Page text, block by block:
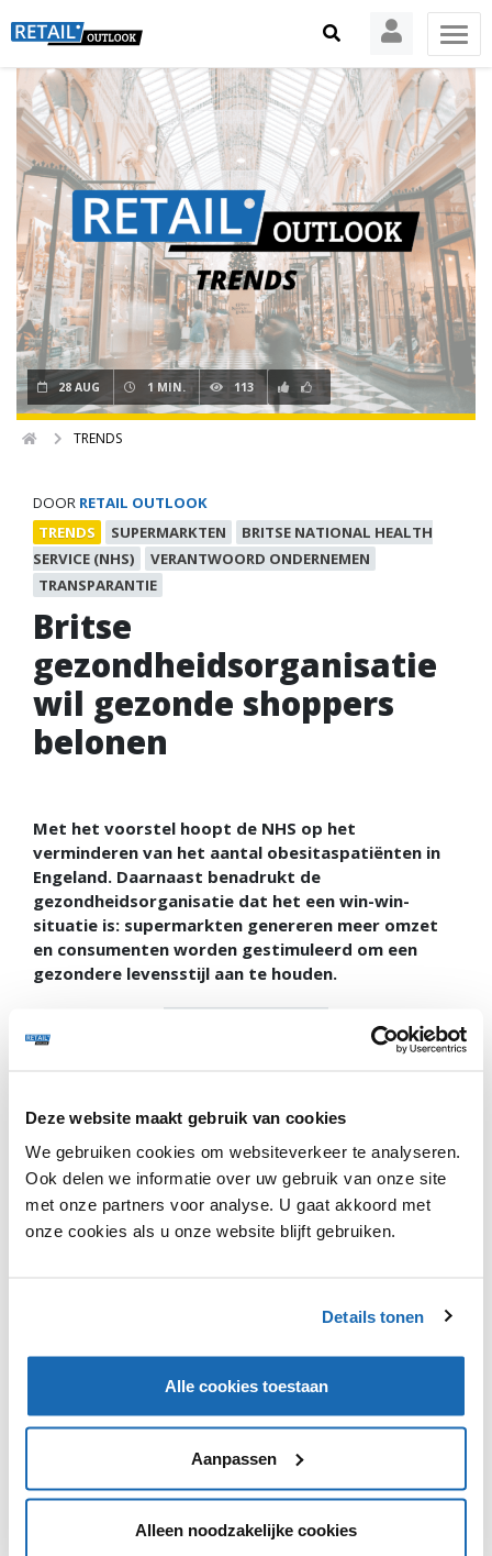
Deze website maakt gebruik van cookies
We gebruiken cookies om websiteverkeer te analyseren.
Ook delen we informatie over uw gebruik van onze site
met onze partners voor analyse. U gaat akkoord met
onze cookies als u onze website blijft gebruiken.
Details tonen
Alle cookies toestaan
Aanpassen
Alleen noodzakelijke cookies
28 AUG 1 MIN. 113
TRENDS
DOOR RETAIL OUTLOOK
TRENDS
SUPERMARKTEN
BRITSE NATIONAL HEALTH
SERVICE (NHS)
VERANTWOORD ONDERNEMEN
TRANSPARANTIE
Britse
gezondheidsorganisatie
wil gezonde shoppers
belonen
Met het voorstel hoopt de NHS op het
verminderen van het aantal obesitaspatiënten in
Engeland. Daarnaast benadrukt de
gezondheidsorganisatie dat het een win-win-
situatie is: supermarkten genereren meer omzet
en consumenten worden gestimuleerd om een
gezondere levensstijl aan te houden.
De Britse National Health Service (NHS) wil extra
korting gaan verlenen aan klanten met een gezonde
levensstijl. Door middel van een app kunnen klanten
voorstel is onderdeel van een groter plan waarbij er
VIND IK LEUK VIND IK LEUK
DEEL DIT IN JOUW NETWERK